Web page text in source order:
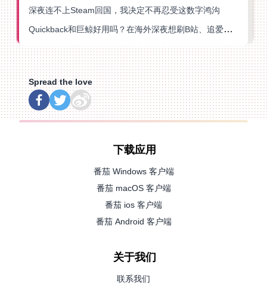
深夜连不上Steam回国，我决定不再忍受这数字鸿沟
Quickback和巨鲸好用吗？在海外深夜想刷B站、追爱奇艺的你，或许正需要这份答案
Spread the love
下载应用
番茄 Windows 客户端
番茄 macOS 客户端
番茄 ios 客户端
番茄 Android 客户端
关于我们
联系我们